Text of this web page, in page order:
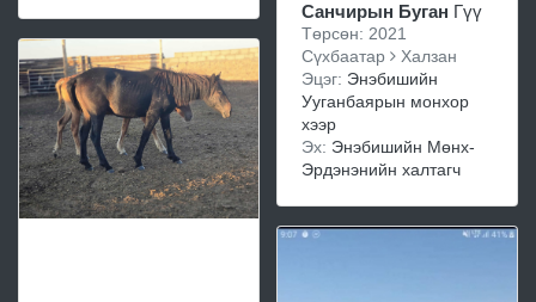
Санчирын Буган Гүү
Төрсөн: 2021
Сүхбаатар
Халзан
Эцэг: Энэбишийн
Ууганбаярын монхор
хээр
Эх: Энэбишийн Мөнх-
Эрдэнэнийн халтагч